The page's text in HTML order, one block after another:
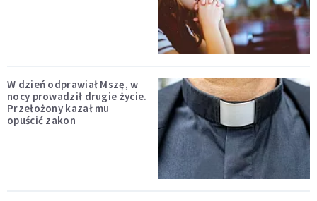
W dzień odprawiał Mszę, w
nocy prowadził drugie życie.
Przełożony kazał mu
opuścić zakon